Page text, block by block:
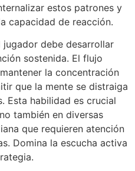
estos patrones y
capacidad de reacción.
debe desarrollar
sostenida. El flujo
la concentración
que la mente se distraiga
Esta habilidad es crucial
también en diversas
que requieren atención
Domina la escucha activa